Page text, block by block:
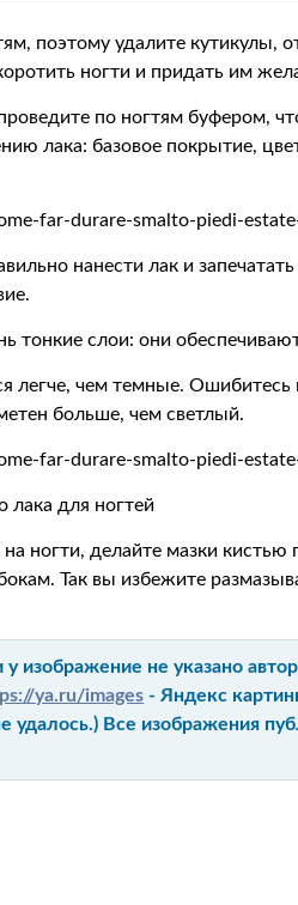
поэтому удалите кутикулы,
ногти и придать им
по ногтям буфером,
лака: базовое покрытие,
нанести лак и
тонкие слои: они
легче, чем темные. Ошибитесь
больше, чем светлый.
лака для ногтей
ногти, делайте мазки кистью
Так вы избежите
не указано
ya.ru/images - Яндекс
удалось.) Все изображения